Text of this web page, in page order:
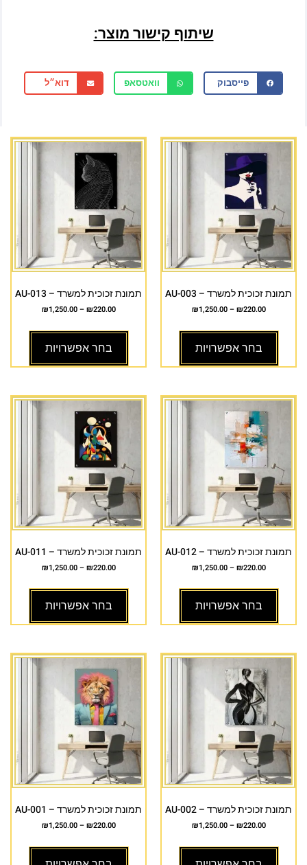
שיתוף קישור מוצר:
פייסבוק וואטסאפ דוא״ל
תמונת זכוכית למשרד – AU-003
₪220.00
–
₪1,250.00
בחר אפשרויות
תמונת זכוכית למשרד – AU-013
₪220.00
–
₪1,250.00
בחר אפשרויות
תמונת זכוכית למשרד – AU-012
₪220.00
–
₪1,250.00
בחר אפשרויות
תמונת זכוכית למשרד – AU-011
₪220.00
–
₪1,250.00
בחר אפשרויות
תמונת זכוכית למשרד – AU-002
₪220.00
–
₪1,250.00
תמונת זכוכית למשרד – AU-001
₪220.00
–
₪1,250.00